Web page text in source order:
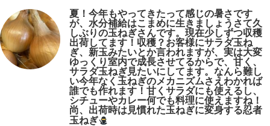
夏！今年もやってきたって感じの暑さです
が、水分補給はこまめに生きましょうさて久
しぶりの玉ねぎさんです。現在少しずつ収穫
出荷してます！収穫？お客様にサラダ玉ね
ぎ、新玉みたいとか言われますが、実は大変
ゆっくり室内で成長させてるからで、甘く、
サラダ玉ねぎ見たいにしてます。なんら難し
い今年なく玉ねぎのメカニズムさえわかれば
誰でも作れます！甘くサラダにも使えるし、
シチューやカレー何でも料理に使えますね！
尚、出荷時は見慣れた玉ねぎに変身する忍者
玉ねぎ